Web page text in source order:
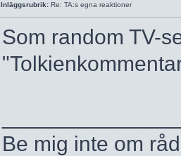
Inläggsrubrik: Re: TA:s egna reaktioner
Som random TV-
Be mig inte om